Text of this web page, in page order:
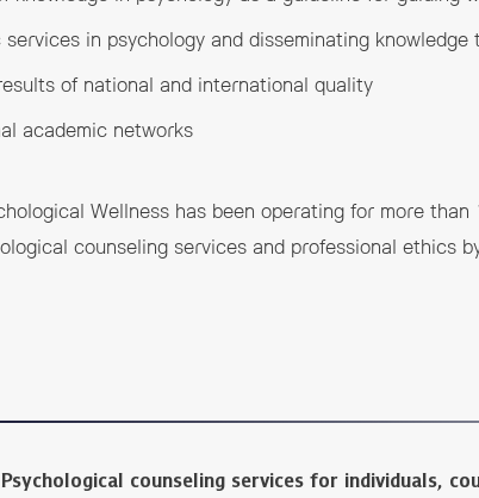
in psychology and disseminating
of national and international quality
academic networks
Wellness has been operating for more
counseling services and professional ethics
Psychological counseling services for individuals,